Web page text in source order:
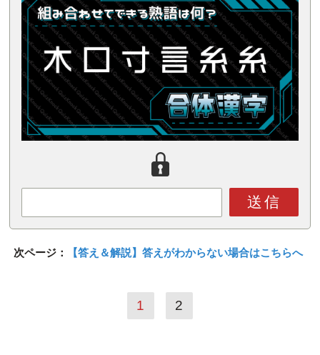
送信
次ページ： 【答え＆解説】答えがわからない場合はこちらへ
1 2